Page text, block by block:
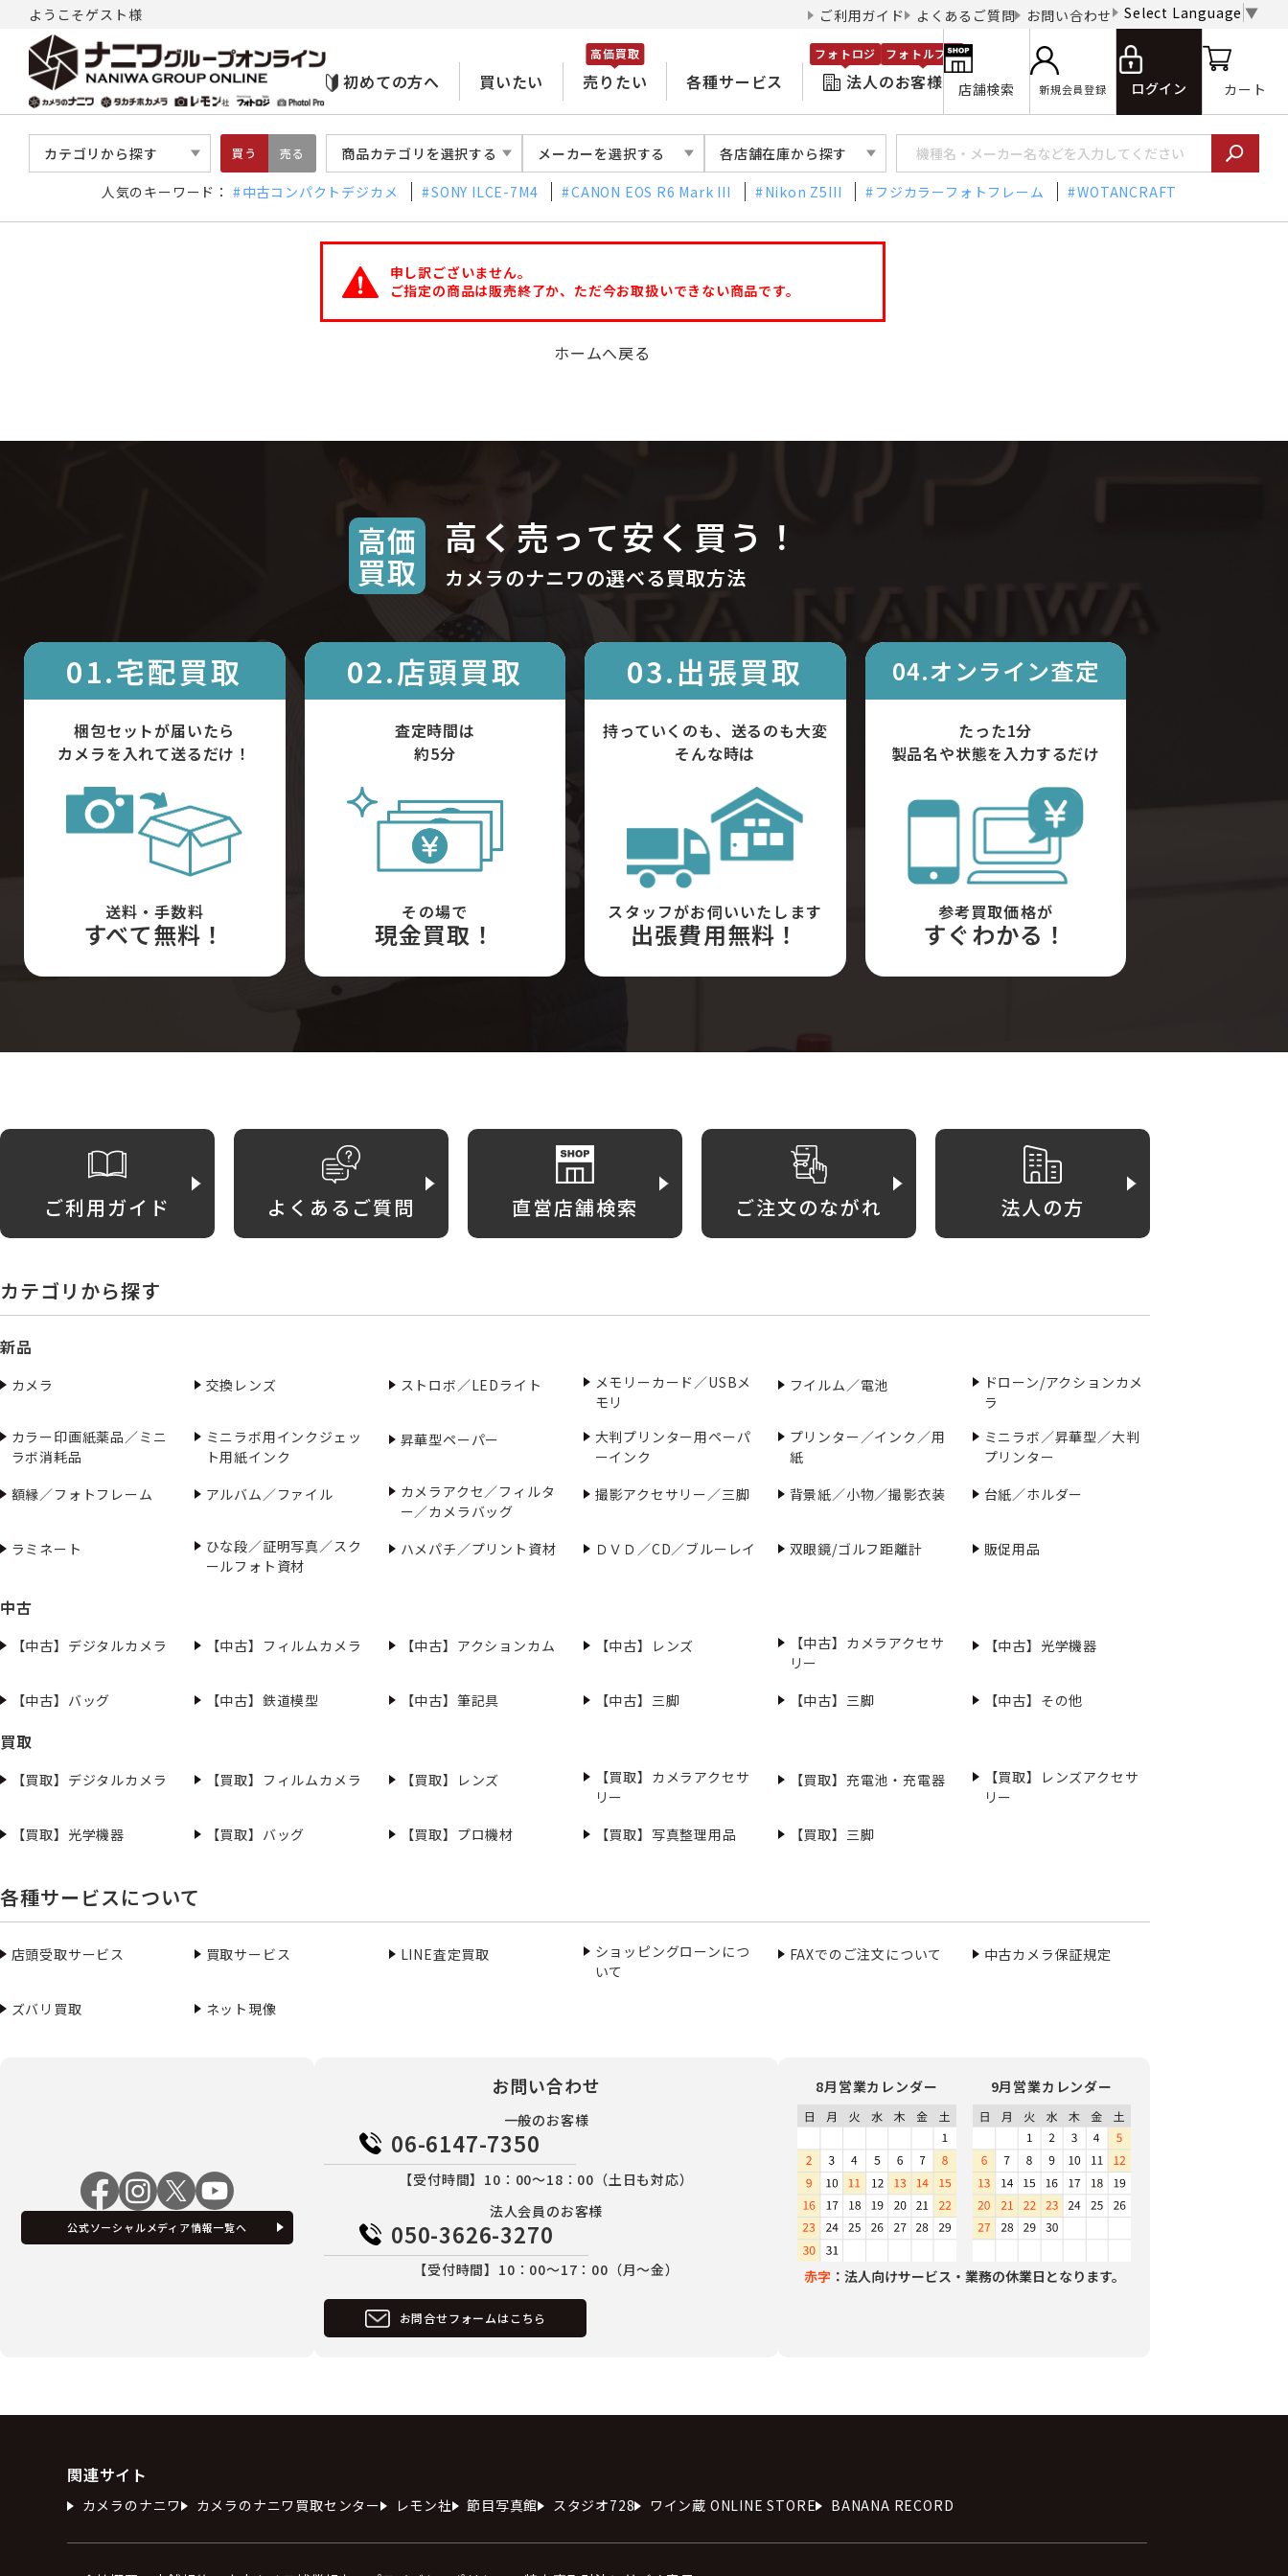
ようこそゲスト様 ご利用ガイド よくあるご質問 お問い合わせ Select Language ▼
初めての方へ 買いたい 売りたい
高価買取
各種サービス 法人のお客様
フォトロジ フォトルプロ
店舗検索 新規会員登録 ログイン カート
カテゴリから探す 買う 売る 商品カテゴリを選択する メーカーを選択する 各店舗在庫から探す
人気のキーワード： 中古コンパクトデジカメ SONY ILCE-7M4 CANON EOS R6 Mark III Nikon Z5III フジカラーフォトフレーム WOTANCRAFT
申し訳ございません。
ご指定の商品は販売終了か、ただ今お取扱いできない商品です。
ホームへ戻る
高価
買取
高く売って安く買う！
カメラのナニワの選べる買取方法
01.宅配買取
梱包セットが届いたら
カメラを入れて送るだけ！
送料・手数料
すべて無料！
02.店頭買取
査定時間は
約5分
その場で
現金買取！
03.出張買取
持っていくのも、送るのも大変
そんな時は
スタッフがお伺いいたします
出張費用無料！
04.オンライン査定
たった1分
製品名や状態を入力するだけ
参考買取価格が
すぐわかる！
ご利用ガイド よくあるご質問 直営店舗検索 ご注文のながれ 法人の方
カテゴリから探す
新品
カメラ 交換レンズ ストロボ／LEDライト
メモリーカード／USBメ
モリ
フイルム／電池
ドローン/アクションカメ
ラ
カラー印画紙薬品／ミニ
ラボ消耗品
ミニラボ用インクジェッ
ト用紙インク
昇華型ペーパー
大判プリンター用ペーパ
ーインク
プリンター／インク／用
紙
ミニラボ／昇華型／大判
プリンター
額縁／フォトフレーム
アルバム／ファイル
カメラアクセ／フィルタ
ー／カメラバッグ
撮影アクセサリー／三脚 背景紙／小物／撮影衣装 台紙／ホルダー
ラミネート
ひな段／証明写真／スク
ールフォト資材
ハメパチ／プリント資材 ＤＶＤ／CD／ブルーレイ 双眼鏡/ゴルフ距離計 販促用品
中古
【中古】デジタルカメラ 【中古】フィルムカメラ 【中古】アクションカム 【中古】レンズ
【中古】カメラアクセサ
リー
【中古】光学機器
【中古】バッグ 【中古】鉄道模型 【中古】筆記具 【中古】三脚 【中古】三脚 【中古】その他
買取
【買取】デジタルカメラ 【買取】フィルムカメラ 【買取】レンズ
【買取】カメラアクセサ
リー
【買取】充電池・充電器
【買取】レンズアクセサ
リー
【買取】光学機器
【買取】バッグ 【買取】プロ機材 【買取】写真整理用品 【買取】三脚
各種サービスについて
店頭受取サービス 買取サービス LINE査定買取
ショッピングローンにつ
いて
FAXでのご注文について 中古カメラ保証規定
ズバリ買取 ネット現像
公式ソーシャルメディア情報一覧へ
お問い合わせ
一般のお客様
06-6147-7350
【受付時間】10：00～18：00（土日も対応）
法人会員のお客様
050-3626-3270
【受付時間】10：00～17：00（月～金）
お問合せフォームはこちら
8月営業カレンダー 9月営業カレンダー
赤字 ：法人向けサービス・業務の休業日となります。
関連サイト
カメラのナニワ カメラのナニワ買取センター レモン社 節目写真館 スタジオ728 ワイン蔵 ONLINE STORE BANANA RECORD